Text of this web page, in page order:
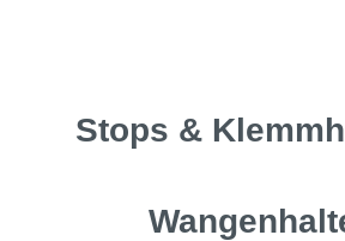
Stops &